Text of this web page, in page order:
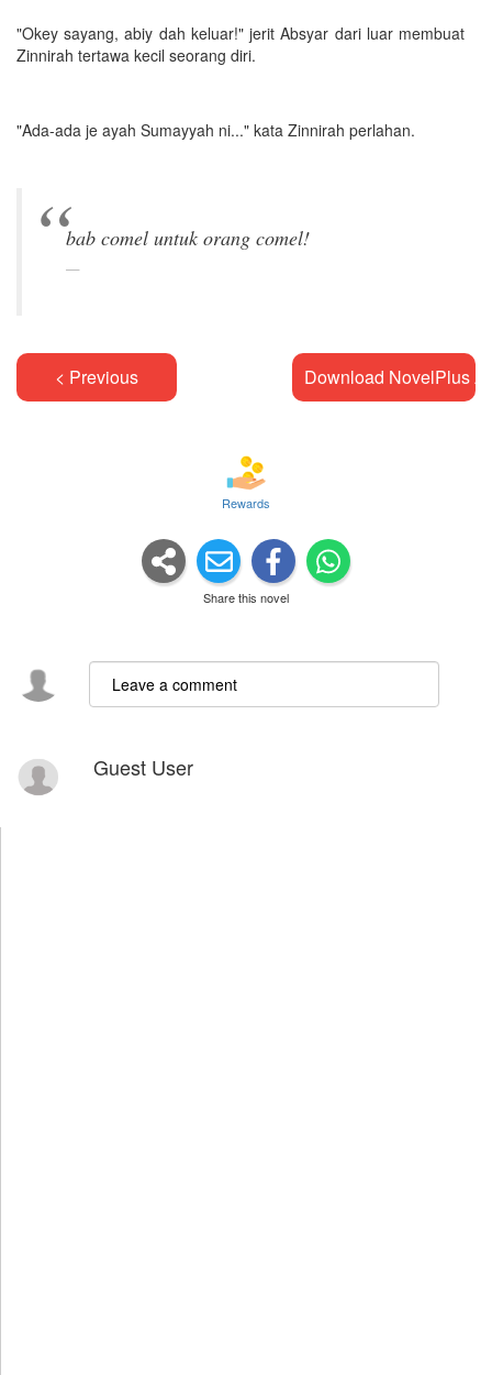
"Okey sayang, abiy dah keluar!" jerit Absyar dari luar membuat
Zinnirah tertawa kecil seorang diri.
"Ada-ada je ayah Sumayyah ni..." kata Zinnirah perlahan.
< Previous Download NovelPlus
Rewards
Share this novel
Guest User